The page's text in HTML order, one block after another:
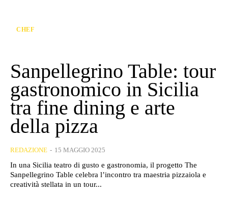
CHEF
Sanpellegrino Table: tour
gastronomico in Sicilia
tra fine dining e arte
della pizza
REDAZIONE - 15 MAGGIO 2025
In una Sicilia teatro di gusto e gastronomia, il progetto The
Sanpellegrino Table celebra l’incontro tra maestria pizzaiola e
creatività stellata in un tour...